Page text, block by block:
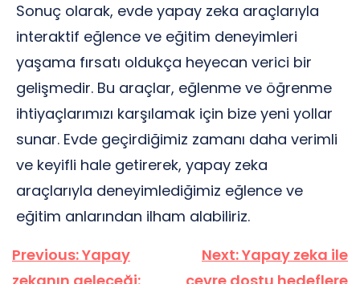
Sonuç olarak, evde yapay zeka araçlarıyla
interaktif eğlence ve eğitim deneyimleri
yaşama fırsatı oldukça heyecan verici bir
gelişmedir. Bu araçlar, eğlenme ve öğrenme
ihtiyaçlarımızı karşılamak için bize yeni yollar
sunar. Evde geçirdiğimiz zamanı daha verimli
ve keyifli hale getirerek, yapay zeka
araçlarıyla deneyimlediğimiz eğlence ve
eğitim anlarından ilham alabiliriz.
Yazı
gezinmesi
Previous:Yapay
Next:Yapay zeka ile